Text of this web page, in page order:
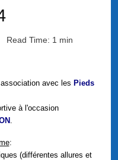
Read Time: 1 min
avec les Pieds
à l'occasion
.
:
(différentes allures et